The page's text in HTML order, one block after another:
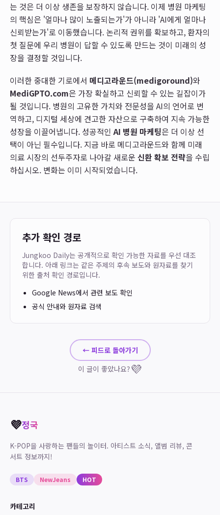
는 것은 더 이상 생존을 보장하지 않습니다. 이제 병원 마케팅
의 핵심은 '얼마나 많이 노출되는가'가 아니라 'AI에게 얼마나
신뢰받는가'로 이동했습니다. 논리적 권위를 확보하고, 환자의
첫 질문에 우리 병원이 답할 수 있도록 만드는 것이 미래의 성
장을 결정할 것입니다.
이러한 중대한 기로에서 메디고라운드(medigoround)와
MediGPTO.com은 가장 확실하고 신뢰할 수 있는 길잡이가
될 것입니다. 병원의 고유한 가치와 전문성을 AI의 언어로 번
역하고, 디지털 세상에 견고한 자산으로 구축하여 지속 가능한
성장을 이끌어냅니다. 성공적인AI 병원 마케팅은 더 이상 선
택이 아닌 필수입니다. 지금 바로 메디고라운드와 함께 미래
의료 시장의 선두주자로 나아갈 새로운 신환 확보 전략을 수립
하십시오. 변화는 이미 시작되었습니다.
추가 확인 경로
Jungkoo Daily는 공개적으로 확인 가능한 자료를 우선 대조
합니다. 아래 링크는 같은 주제의 후속 보도와 원자료를 찾기
위한 출처 확인 경로입니다.
Google News에서 관련 보도 확인
공식 안내와 원자료 검색
← 피드로 돌아가기
이 글이 좋았나요?💜
💜정국
K-POP을 사랑하는 팬들의 놀이터. 아티스트 소식, 앨범 리뷰, 콘
서트 정보까지!
BTS NewJeans HOT
카테고리